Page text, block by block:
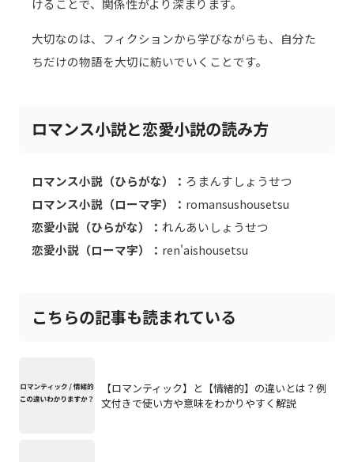
けることで、関係性がより深まります。
大切なのは、フィクションから学びながらも、自分た
ちだけの物語を大切に紡いでいくことです。
ロマンス小説と恋愛小説の読み方
ロマンス小説（ひらがな）： ろまんすしょうせつ
ロマンス小説（ローマ字）： romansushousetsu
恋愛小説（ひらがな）： れんあいしょうせつ
恋愛小説（ローマ字）： ren'aishousetsu
こちらの記事も読まれている
【ロマンティック】と【情緒的】の違いとは？例
文付きで使い方や意味をわかりやすく解説